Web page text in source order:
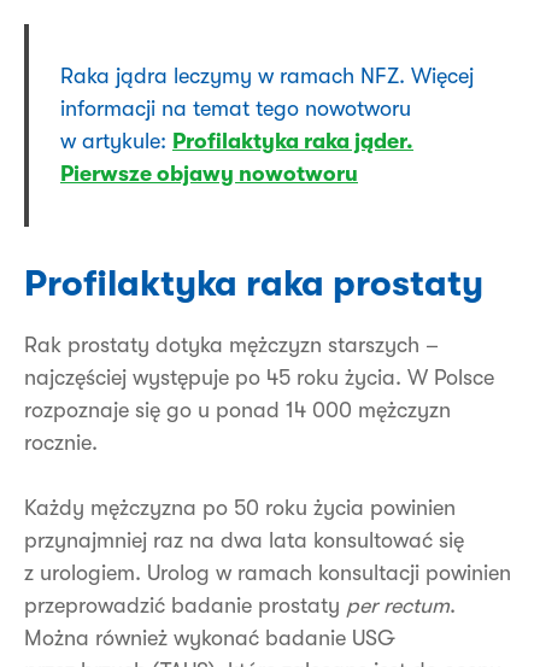
Raka jądra leczymy w ramach NFZ. Więcej
informacji na temat tego nowotworu
w artykule: Profilaktyka raka jąder.
Pierwsze objawy nowotworu
Profilaktyka raka prostaty
Rak prostaty dotyka mężczyzn starszych –
najczęściej występuje po 45 roku życia. W Polsce
rozpoznaje się go u ponad 14 000 mężczyzn
rocznie.
Każdy mężczyzna po 50 roku życia powinien
przynajmniej raz na dwa lata konsultować się
z urologiem. Urolog w ramach konsultacji powinien
przeprowadzić badanie prostaty per rectum.
Można również wykonać badanie USG